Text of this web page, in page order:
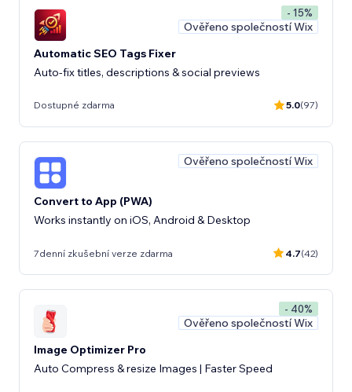
- 15%
Ověřeno společností Wix
Automatic SEO Tags Fixer
Auto-fix titles, descriptions & social previews
Dostupné zdarma 5.0(97)
Ověřeno společností Wix
Convert to App (PWA)
Works instantly on iOS, Android & Desktop
7denní zkušební verze zdarma 4.7(42)
- 40%
Ověřeno společností Wix
Image Optimizer Pro
Auto Compress & resize Images | Faster Speed